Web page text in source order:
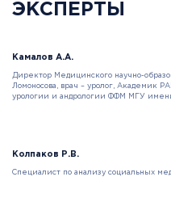
ЭКСПЕРТЫ
Камалов А.А.
Директор Медицинского научно-
Ломоносова, врач – уролог, Академик
урологии и андрологии ФФМ МГУ имени
Колпаков Р.В.
Специалист по анализу социальных